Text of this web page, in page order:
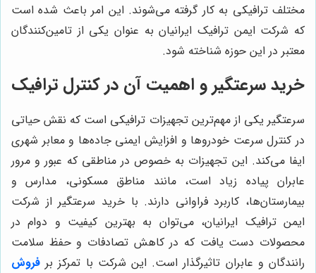
مختلف ترافیکی به کار گرفته می‌شوند. این امر باعث شده است
که شرکت ایمن ترافیک ایرانیان به عنوان یکی از تامین‌کنندگان
معتبر در این حوزه شناخته شود.
خرید سرعتگیر و اهمیت آن در کنترل ترافیک
سرعتگیر یکی از مهم‌ترین تجهیزات ترافیکی است که نقش حیاتی
در کنترل سرعت خودروها و افزایش ایمنی جاده‌ها و معابر شهری
ایفا می‌کند. این تجهیزات به خصوص در مناطقی که عبور و مرور
عابران پیاده زیاد است، مانند مناطق مسکونی، مدارس و
بیمارستان‌ها، کاربرد فراوانی دارند. با خرید سرعتگیر از شرکت
ایمن ترافیک ایرانیان، می‌توان به بهترین کیفیت و دوام در
محصولات دست یافت که در کاهش تصادفات و حفظ سلامت
رانندگان و عابران تاثیرگذار است. این شرکت با تمرکز بر فروش